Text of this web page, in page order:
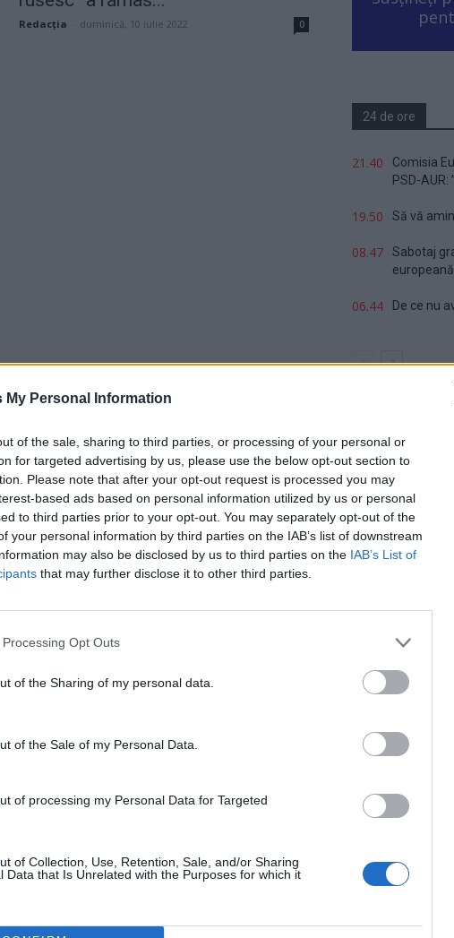
My Personal Information
of the sale, sharing to third parties, or processing of your personal or
for targeted advertising by us, please use the below opt-out section to
Please note that after your opt-out request is processed you may
based ads based on personal information utilized by us or personal
to third parties prior to your opt-out. You may separately opt-out of the
your personal information by third parties on the IAB’s list of downstream
may also be disclosed by us to third parties on the IAB’s List of
that may further disclose it to other third parties.
Opt Outs
of the Sharing of my personal data.
of the Sale of my Personal Data.
of processing my Personal Data for Targeted
of Collection, Use, Retention, Sale, and/or Sharing
Data that Is Unrelated with the Purposes for which it
Redacţia duminică, 10 iulie 2022 0
24 de ore
21.40
Comisia
PSD-AUR:
19.50 Să vă
08.47
Sabotaj
europeană
06.44 De ce nu
Sondaj
Ce
parlamentare
USR
PSD
AUR
PMP
Forța
PNȚMM
SENS
PACE (Peia)
Acțiunea